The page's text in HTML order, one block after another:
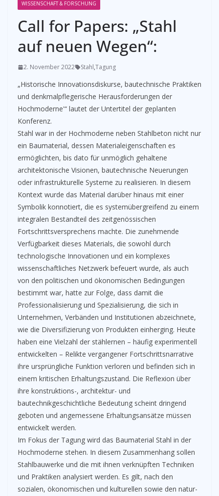
WISSENSCHAFT & FORSCHUNG
Call for Papers: „Stahl
auf neuen Wegen“:
2. November 2022 Stahl,Tagung
„Historische Innovationsdiskurse, bautechnische Praktiken
und denkmalpflegerische Herausforderungen der
Hochmoderne'“ lautet der Untertitel der geplanten
Konferenz.
Stahl war in der Hochmoderne neben Stahlbeton nicht nur
ein Baumaterial, dessen Materialeigenschaften es
ermöglichten, bis dato für unmöglich gehaltene
architektonische Visionen, bautechnische Neuerungen
oder infrastrukturelle Systeme zu realisieren. In diesem
Kontext wurde das Material darüber hinaus mit einer
Symbolik konnotiert, die es systemübergreifend zu einem
integralen Bestandteil des zeitgenössischen
Fortschrittsversprechens machte. Die zunehmende
Verfügbarkeit dieses Materials, die sowohl durch
technologische Innovationen und ein komplexes
wissenschaftliches Netzwerk befeuert wurde, als auch
von den politischen und ökonomischen Bedingungen
bestimmt war, hatte zur Folge, dass damit die
Professionalisierung und Spezialisierung, die sich in
Unternehmen, Verbänden und Institutionen abzeichnete,
wie die Diversifizierung von Produkten einherging. Heute
haben eine Vielzahl der stählernen – häufig experimentell
entwickelten – Relikte vergangener Fortschrittsnarrative
ihre ursprüngliche Funktion verloren und befinden sich in
einem kritischen Erhaltungszustand. Die Reflexion über
ihre konstruktions-, architektur- und
bautechnikgeschichtliche Bedeutung scheint dringend
geboten und angemessene Erhaltungsansätze müssen
entwickelt werden.
Im Fokus der Tagung wird das Baumaterial Stahl in der
Hochmoderne stehen. In diesem Zusammenhang sollen
Stahlbauwerke und die mit ihnen verknüpften Techniken
und Praktiken analysiert werden. Es gilt, nach den
sozialen, ökonomischen und kulturellen sowie den natur-